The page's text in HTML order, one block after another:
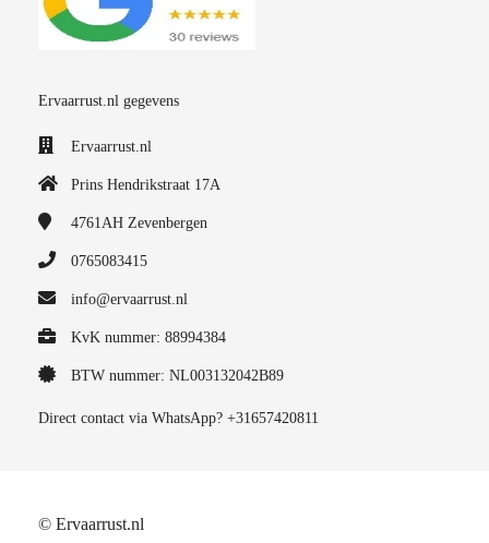
Ervaarrust.nl gegevens
Ervaarrust.nl
Prins Hendrikstraat 17A
4761AH Zevenbergen
0765083415
info@ervaarrust.nl
KvK nummer: 88994384
BTW nummer: NL003132042B89
Direct contact via WhatsApp? +31657420811
© Ervaarrust.nl